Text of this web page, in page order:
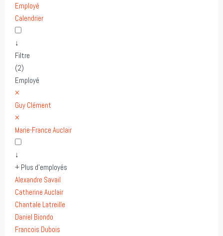
Employé
Calendrier
↓
Filtre
(2)
Employé
×
Guy Clément
×
Marie-France Auclair
↓
+ Plus d'employés
Alexandre Savail
Catherine Auclair
Chantale Latreille
Daniel Biondo
Francois Dubois